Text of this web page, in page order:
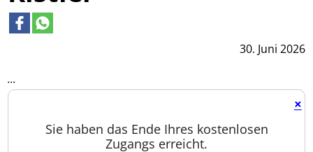
30. Juni 2026
...
×
Sie haben das Ende Ihres kostenlosen
Zugangs erreicht.